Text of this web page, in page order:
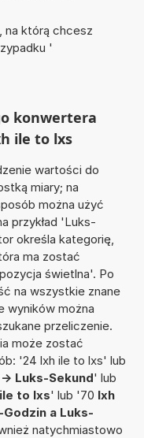
na którą chcesz
'
konwertera
ile to lxs
wartości do
miary; na
można użyć
przykład 'Luks-
określa kategorię,
ma zostać
świetlna'. Po
na wszystkie znane
wyników można
przeliczenie.
może zostać
'24 lxh ile to lxs' lub
> Luks-Sekund' lub
to lxs' lub '70 lxh
Godzin a Luks-
natychmiastowo